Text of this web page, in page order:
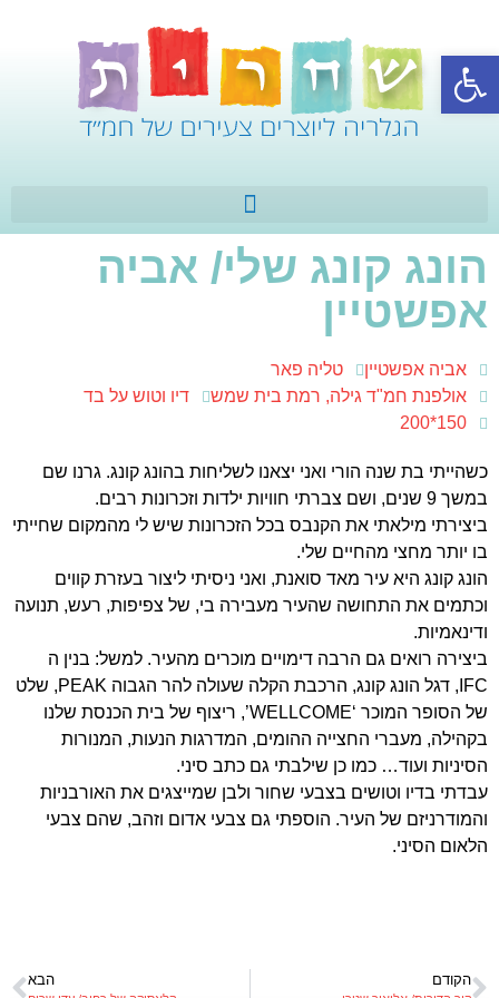
פתח סרגל נגישות
הונג קונג שלי/ אביה
אפשטיין
אביה אפשטיין
טליה פאר
אולפנת חמ"ד גילה, רמת בית שמש
דיו וטוש על בד
150*200
כשהייתי בת שנה הורי ואני יצאנו לשליחות בהונג קונג. גרנו שם
במשך 9 שנים, ושם צברתי חוויות ילדות וזכרונות רבים.
ביצירתי מילאתי את הקנבס בכל הזכרונות שיש לי מהמקום שחייתי
בו יותר מחצי מהחיים שלי.
הונג קונג היא עיר מאד סואנת, ואני ניסיתי ליצור בעזרת קווים
וכתמים את התחושה שהעיר מעבירה בי, של צפיפות, רעש, תנועה
ודינאמיות.
ביצירה רואים גם הרבה דימויים מוכרים מהעיר. למשל: בנין ה
IFC, דגל הונג קונג, הרכבת הקלה שעולה להר הגבוה PEAK, שלט
של הסופר המוכר ‘WELLCOME’, ריצוף של בית הכנסת שלנו
בקהילה, מעברי החצייה ההומים, המדרגות הנעות, המנורות
הסיניות ועוד… כמו כן שילבתי גם כתב סיני.
עבדתי בדיו וטושים בצבעי שחור ולבן שמייצגים את האורבניות
והמודרניזם של העיר. הוספתי גם צבעי אדום וזהב, שהם צבעי
הלאום הסיני.
הקודם הבא